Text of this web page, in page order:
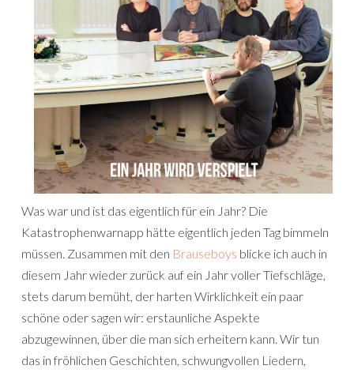
Was war und ist das eigentlich für ein Jahr? Die
Katastrophenwarnapp hätte eigentlich jeden Tag bimmeln
müssen. Zusammen mit den Brauseboys blicke ich auch in
diesem Jahr wieder zurück auf ein Jahr voller Tiefschläge,
stets darum bemüht, der harten Wirklichkeit ein paar
schöne oder sagen wir: erstaunliche Aspekte
abzugewinnen, über die man sich erheitern kann. Wir tun
das in fröhlichen Geschichten, schwungvollen Liedern,